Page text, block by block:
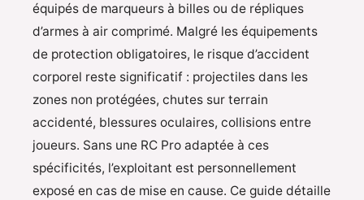
équipés de marqueurs à billes ou de répliques
d’armes à air comprimé. Malgré les équipements
de protection obligatoires, le risque d’accident
corporel reste significatif : projectiles dans les
zones non protégées, chutes sur terrain
accidenté, blessures oculaires, collisions entre
joueurs. Sans une RC Pro adaptée à ces
spécificités, l’exploitant est personnellement
exposé en cas de mise en cause. Ce guide détaille